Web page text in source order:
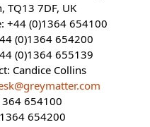
TQ13 7DF, UK
+44 (0)1364 654100
(0)1364 654200
(0)1364 655139
Candice Collins
654100
654200